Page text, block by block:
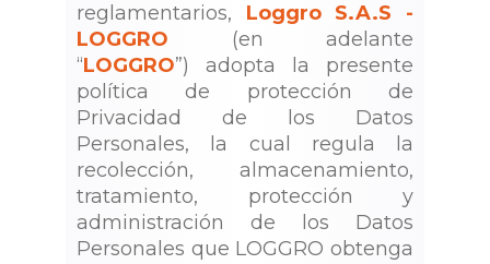
reglamentarios, Loggro S.A.S -
LOGGRO (en adelante
“LOGGRO”) adopta la presente
política de protección de
Privacidad de los Datos
Personales, la cual regula la
recolección, almacenamiento,
tratamiento, protección y
administración de los Datos
Personales que LOGGRO obtenga